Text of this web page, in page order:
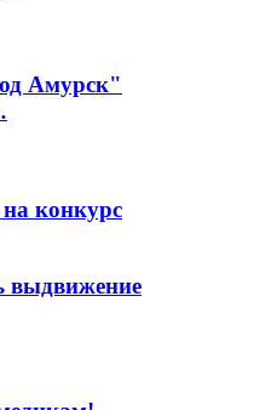
Амурск"
конкурс
выдвижение